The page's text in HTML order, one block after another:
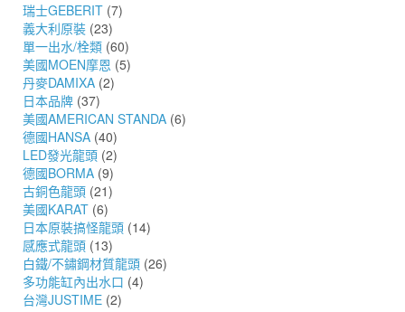
瑞士GEBERIT (7)
義大利原裝 (23)
單一出水/栓類 (60)
美國MOEN摩恩 (5)
丹麥DAMIXA (2)
日本品牌 (37)
美國AMERICAN STANDA (6)
德國HANSA (40)
LED發光龍頭 (2)
德國BORMA (9)
古銅色龍頭 (21)
美國KARAT (6)
日本原裝搞怪龍頭 (14)
感應式龍頭 (13)
白鐵/不鏽鋼材質龍頭 (26)
多功能缸內出水口 (4)
台灣JUSTIME (2)